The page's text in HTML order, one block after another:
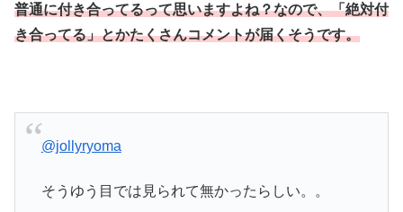
普通に付き合ってるって思いますよね？なので、「絶対付
き合ってる」とかたくさんコメントが届くそうです。
@jollyryoma
そうゆう目では見られて無かったらしい。。